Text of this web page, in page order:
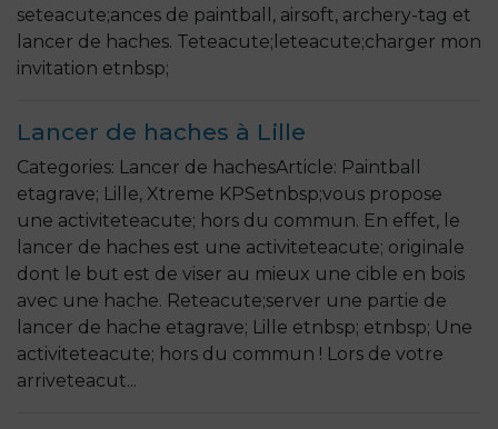
seteacute;ances de paintball, airsoft, archery-tag et
lancer de haches. Teteacute;leteacute;charger mon
invitation etnbsp;
Lancer de haches à Lille
Categories: Lancer de hachesArticle: Paintball
etagrave; Lille, Xtreme KPSetnbsp;vous propose
une activiteteacute; hors du commun. En effet, le
lancer de haches est une activiteteacute; originale
dont le but est de viser au mieux une cible en bois
avec une hache. Reteacute;server une partie de
lancer de hache etagrave; Lille etnbsp; etnbsp; Une
activiteteacute; hors du commun ! Lors de votre
arriveteacut...